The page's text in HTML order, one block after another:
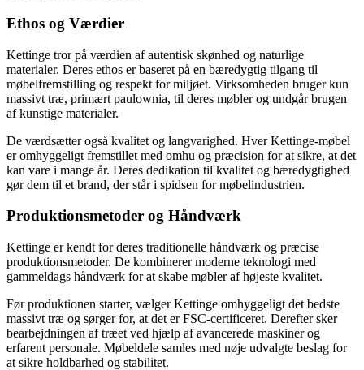
Ethos og Værdier
Kettinge tror på værdien af autentisk skønhed og naturlige
materialer. Deres ethos er baseret på en bæredygtig tilgang til
møbelfremstilling og respekt for miljøet. Virksomheden bruger kun
massivt træ, primært paulownia, til deres møbler og undgår brugen
af kunstige materialer.
De værdsætter også kvalitet og langvarighed. Hver Kettinge-møbel
er omhyggeligt fremstillet med omhu og præcision for at sikre, at det
kan vare i mange år. Deres dedikation til kvalitet og bæredygtighed
gør dem til et brand, der står i spidsen for møbelindustrien.
Produktionsmetoder og Håndværk
Kettinge er kendt for deres traditionelle håndværk og præcise
produktionsmetoder. De kombinerer moderne teknologi med
gammeldags håndværk for at skabe møbler af højeste kvalitet.
Før produktionen starter, vælger Kettinge omhyggeligt det bedste
massivt træ og sørger for, at det er FSC-certificeret. Derefter sker
bearbejdningen af træet ved hjælp af avancerede maskiner og
erfarent personale. Møbeldele samles med nøje udvalgte beslag for
at sikre holdbarhed og stabilitet.